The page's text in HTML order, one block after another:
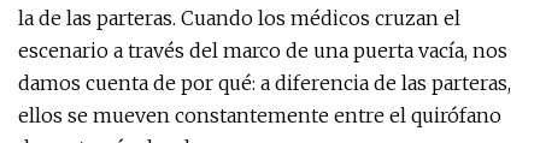
la de las parteras. Cuando los médicos cruzan el
escenario a través del marco de una puerta vacía, nos
damos cuenta de por qué: a diferencia de las parteras,
ellos se mueven constantemente entre el quirófano